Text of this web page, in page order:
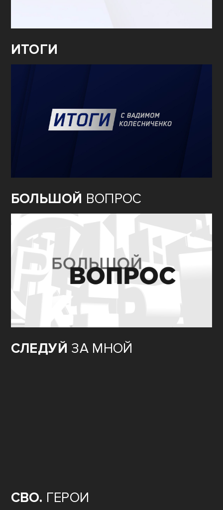
ИТОГИ
БОЛЬШОЙ ВОПРОС
СЛЕДУЙ ЗА МНОЙ
СВО. ГЕРОИ